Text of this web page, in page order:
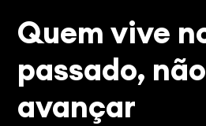
Quem vive
passado,
avançar